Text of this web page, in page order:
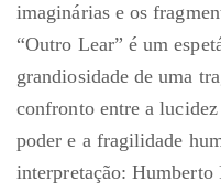
imaginárias e os
“Outro Lear” é um
grandiosidade de uma
confronto entre a
poder e a fragilidade
interpretação: